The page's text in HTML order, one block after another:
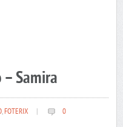
Samira
,FOTERIX 0